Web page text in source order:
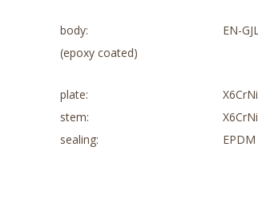
body: EN-
(epoxy coated)
plate:
stem:
sealing:
EPDM